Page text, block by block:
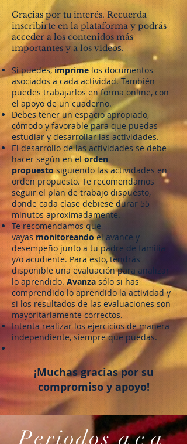
Gracias por tu interés. Recuerda
inscribirte en la plataforma y podrás
acceder a los contenidos más
importantes y a los vídeos.
Si puedes,imprime los documentos
asociados a cada actividad. También
puedes trabajarlos en forma online, con
el apoyo de un cuaderno.
Debes tener un espacio apropiado,
cómodo y favorable para que puedas
estudiar y desarrollar las actividades.
El desarrollo de las actividades se debe
hacer según en el orden
propuestosiguiendo las actividades en
orden propuesto. Te recomendamos
seguir el plan de trabajo dispuesto,
donde cada clase debiese durar 55
minutos aproximadamente.
Te recomendamos que
vayasmonitoreandoel avance y
desempeño junto a tu padre de familia
y/o acudiente. Para esto, tendrás
disponible una evaluación para analizar
lo aprendido. Avanza sólo si has
comprendido lo aprendido la actividad y
si los resultados de las evaluaciones son
mayoritariamente correctos.
Intenta realizar los ejercicios de manera
independiente, siempre que puedas.
¡Muchas gracias por su
compromiso y apoyo!
Periodosaca